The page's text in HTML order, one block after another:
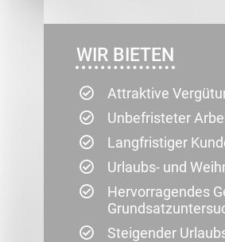
WIR BIETEN
Attraktive
Unbefristeter
Langfristiger
Urlaubs- und
Hervorragendes
Steigender